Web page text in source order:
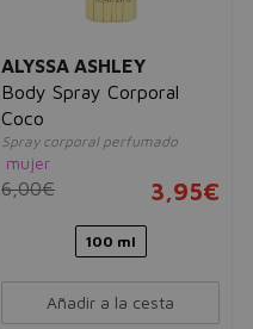
ALYSSA ASHLEY
Body Spray Corporal
Coco
Spray corporal perfumado
mujer
6,00€ 3,95€
100 ml
Añadir a la cesta